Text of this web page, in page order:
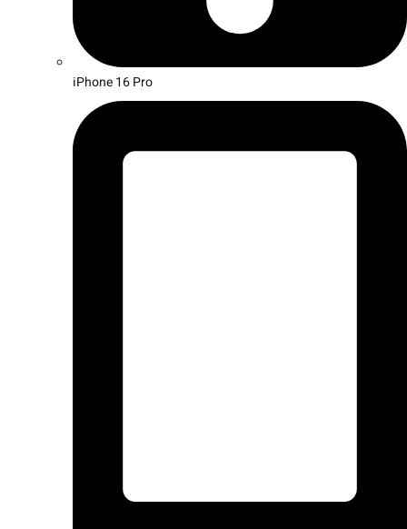
iPhone 16 Pro